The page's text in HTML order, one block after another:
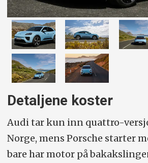
Detaljene koster
Audi tar kun inn quattro-
Norge, mens Porsche starter
bare har motor på